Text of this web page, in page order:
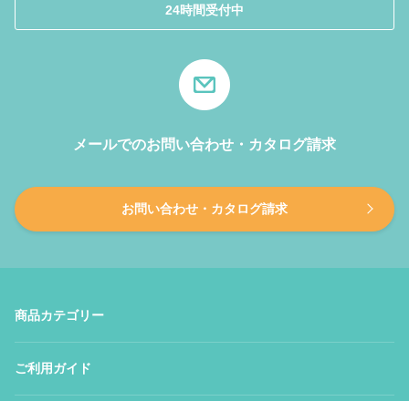
24時間受付中
メールでのお問い合わせ・カタログ請求
お問い合わせ・カタログ請求
商品カテゴリー
ご利用ガイド